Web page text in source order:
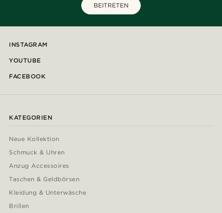
BEITRETEN
INSTAGRAM
YOUTUBE
FACEBOOK
KATEGORIEN
Neue Kollektion
Schmuck & Uhren
Anzug Accessoires
Taschen & Geldbörsen
Kleidung & Unterwäsche
Brillen